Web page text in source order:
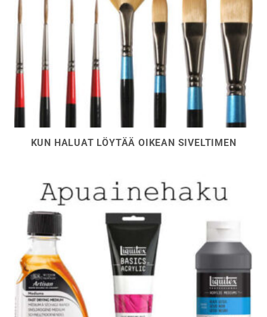
KUN HALUAT LÖYTÄÄ OIKEAN SIVELTIMEN